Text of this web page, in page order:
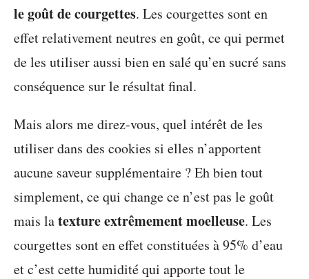
le goût de courgettes. Les courgettes sont en
effet relativement neutres en goût, ce qui permet
de les utiliser aussi bien en salé qu’en sucré sans
conséquence sur le résultat final.
Mais alors me direz-vous, quel intérêt de les
utiliser dans des cookies si elles n’apportent
aucune saveur supplémentaire ? Eh bien tout
simplement, ce qui change ce n’est pas le goût
mais latexture extrêmement moelleuse. Les
courgettes sont en effet constituées à 95% d’eau
et c’est cette humidité qui apporte tout le